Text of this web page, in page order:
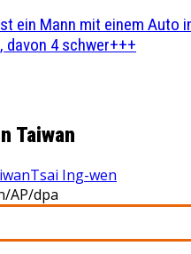
ein Mann mit einem Auto
davon 4 schwer+++
Taiwan
Tsai Ing-wen
AP/dpa